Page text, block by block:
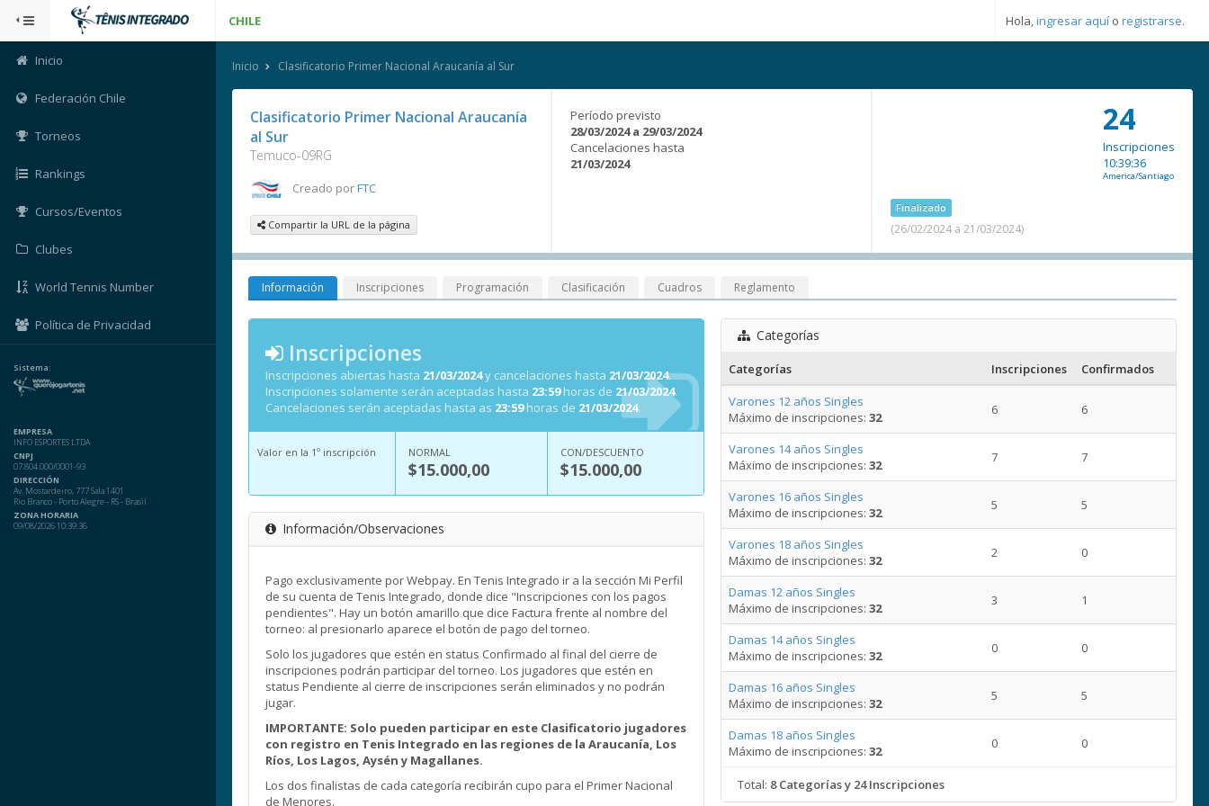
CHILE Hola,ingresar aquí o registrarse.
Inicio
Federación Chile
Torneos
Rankings
Cursos/Eventos
Clubes
World Tennis Number
Política de Privacidad
Sistema:
EMPRESA
INFO ESPORTES LTDA
CNPJ
07.804.000/0001-93
DIRECCIÓN
Av. Mostardeiro, 777 Sala 1401
Rio Branco - Porto Alegre - RS - Brasil
ZONA HORARIA
09/08/2026 10:39:36
Inicio Clasificatorio Primer Nacional Araucanía al Sur
Clasificatorio Primer Nacional Araucanía
al Sur
Temuco-09RG
Creado porFTC
Compartir la URL de la página
Período previsto
28/03/2024 a 29/03/2024
Cancelaciones hasta
21/03/2024
Finalizado
(26/02/2024 a 21/03/2024)
24
Inscripciones
10:39:36
America/Santiago
Información Inscripciones Programación Clasificación Cuadros Reglamento
Inscripciones
Inscripciones abiertas hasta 21/03/2024y cancelaciones hasta 21/03/2024.
Inscripciones solamente serán aceptadas hasta 23:59horas de 21/03/2024.
Cancelaciones serán aceptadas hasta as 23:59horas de 21/03/2024.
Valor en la 1º inscripción NORMAL
$15.000,00
CON/DESCUENTO
$15.000,00
Información/Observaciones
Pago exclusivamente por Webpay. En Tenis Integrado ir a la sección Mi Perfil
de su cuenta de Tenis Integrado, donde dice "Inscripciones con los pagos
pendientes". Hay un botón amarillo que dice Factura frente al nombre del
torneo: al presionarlo aparece el botón de pago del torneo.
Solo los jugadores que estén en status Confirmado al final del cierre de
inscripciones podrán participar del torneo. Los jugadores que estén en
status Pendiente al cierre de inscripciones serán eliminados y no podrán
jugar.
IMPORTANTE: Solo pueden participar en este Clasificatorio jugadores
con registro en Tenis Integrado en las regiones de la Araucanía, Los
Ríos, Los Lagos, Aysén y Magallanes.
Los dos finalistas de cada categoría recibirán cupo para el Primer Nacional
de Menores.
Categorías
Categorías Inscripciones
Confirmados
Varones 12 años Singles
Máximo de inscripciones: 32 6 6
Varones 14 años Singles
Máximo de inscripciones: 32 7 7
Varones 16 años Singles
Máximo de inscripciones: 32 5 5
Varones 18 años Singles
Máximo de inscripciones: 32 2 0
Damas 12 años Singles
Máximo de inscripciones: 32 3 1
Damas 14 años Singles
Máximo de inscripciones: 32 0 0
Damas 16 años Singles
Máximo de inscripciones: 32 5 5
Damas 18 años Singles
Máximo de inscripciones: 32 0 0
Total: 8 Categorías y 24 Inscripciones